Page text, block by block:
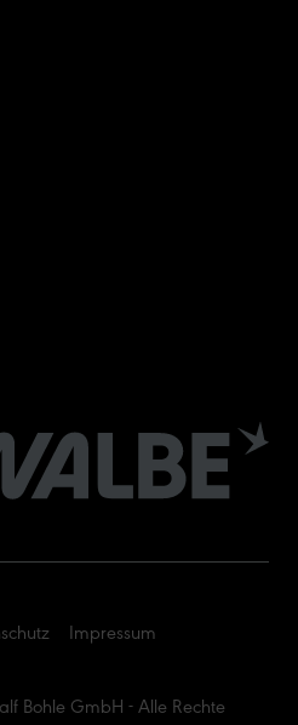
Bohle GmbH - Alle Rechte
Impressum